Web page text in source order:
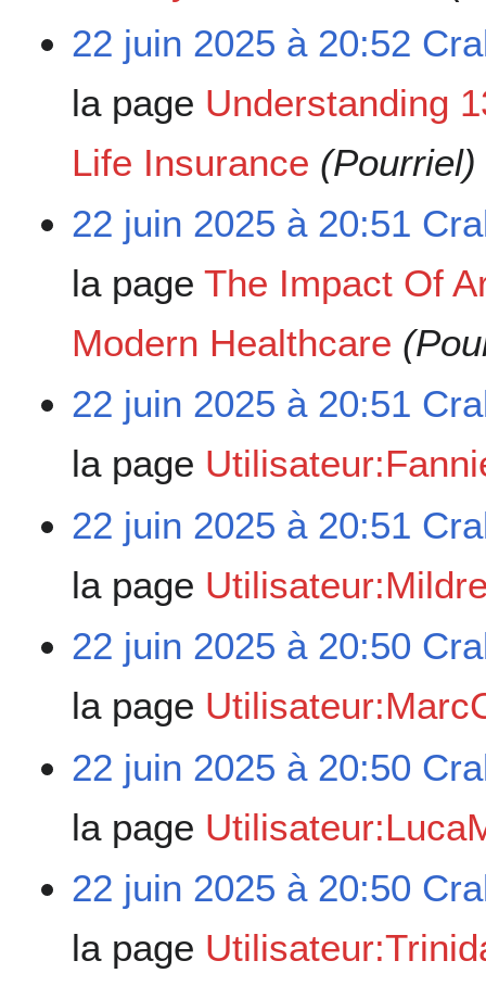
22 juin 2025 à 20:52
la page Understanding
Life Insurance (Pourriel)
22 juin 2025 à 20:51
la pageThe Impact Of
Modern Healthcare
22 juin 2025 à 20:51
la page
22 juin 2025 à 20:51
la page
22 juin 2025 à 20:50
la page
22 juin 2025 à 20:50
la page
22 juin 2025 à 20:50
la page